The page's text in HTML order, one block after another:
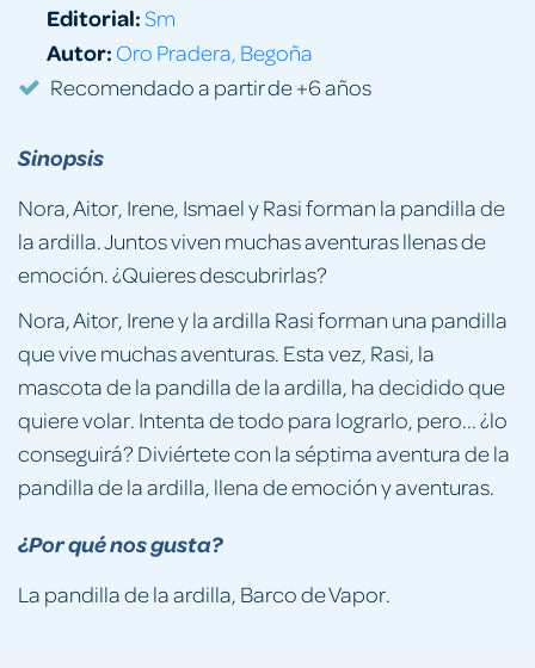
Sinopsis
Nora, Aitor, Irene, Ismael y Rasi forman la pandilla de
la ardilla. Juntos viven muchas aventuras llenas de
emoción. ¿Quieres descubrirlas?
Nora, Aitor, Irene y la ardilla Rasi forman una pandilla
que vive muchas aventuras. Esta vez, Rasi, la
mascota de la pandilla de la ardilla, ha decidido que
quiere volar. Intenta de todo para lograrlo, pero... ¿lo
conseguirá? Diviértete con la séptima aventura de la
pandilla de la ardilla, llena de emoción y aventuras.
¿Por qué nos gusta?
La pandilla de la ardilla, Barco de Vapor.
Editorial:Sm
Autor: Oro Pradera, Begoña
Recomendado a partir de +6 años